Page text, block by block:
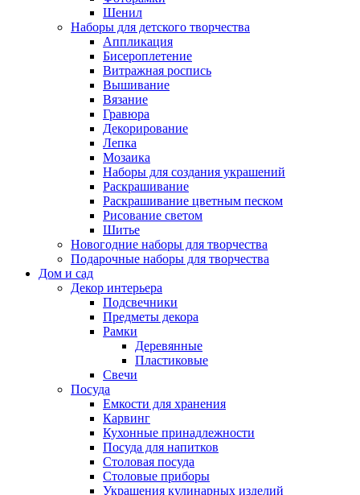
Шенил
Наборы для детского творчества
Аппликация
Бисероплетение
Витражная роспись
Вышивание
Вязание
Гравюра
Декорирование
Лепка
Мозаика
Наборы для создания украшений
Раскрашивание
Раскрашивание цветным песком
Рисование светом
Шитье
Новогодние наборы для творчества
Подарочные наборы для творчества
Дом и сад
Декор интерьера
Подсвечники
Предметы декора
Рамки
Деревянные
Пластиковые
Свечи
Посуда
Емкости для хранения
Карвинг
Кухонные принадлежности
Посуда для напитков
Столовая посуда
Столовые приборы
Украшения кулинарных изделий